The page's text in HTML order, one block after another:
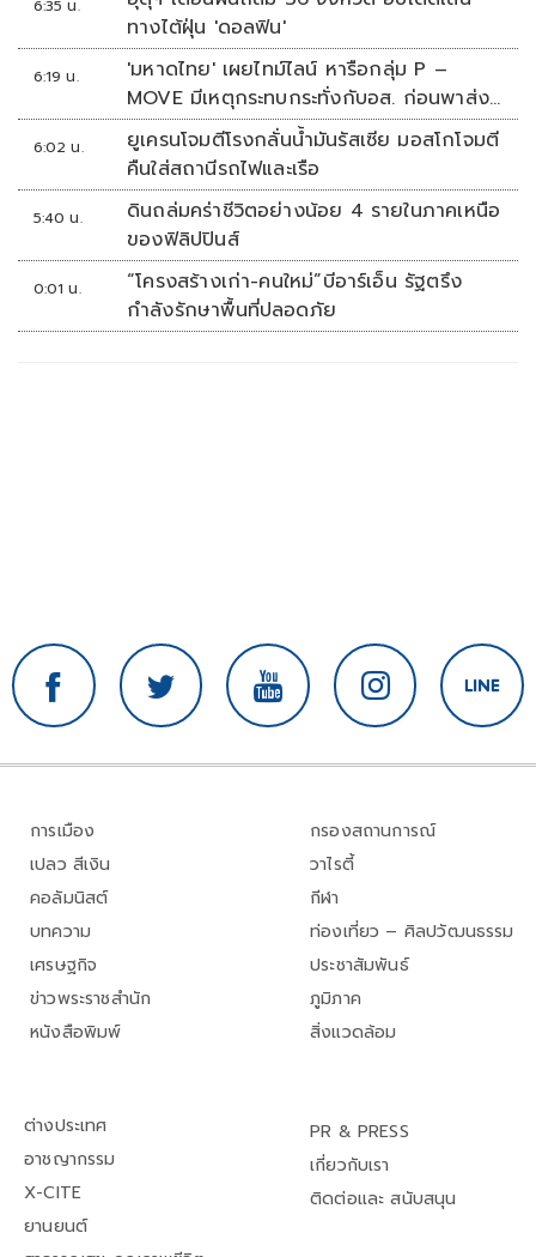
6:35 น.
ทางไต้ฝุ่น 'ดอลฟิน'
6:19 น.
'มหาดไทย' เผยไทม์ไลน์ หารือกลุ่ม P –
MOVE มีเหตุกระทบกระทั่งกับอส. ก่อนพาส่ง
ขึ้นรถกลับ
6:02 น.
ยูเครนโจมตีโรงกลั่นน้ำมันรัสเซีย มอสโกโจมตี
คืนใส่สถานีรถไฟและเรือ
5:40 น.
ดินถล่มคร่าชีวิตอย่างน้อย 4 รายในภาคเหนือ
ของฟิลิปปินส์
0:01 น.
“โครงสร้างเก่า-คนใหม่”บีอาร์เอ็น รัฐตรึง
กำลังรักษาพื้นที่ปลอดภัย
การเมือง
เปลว สีเงิน
คอลัมนิสต์
บทความ
เศรษฐกิจ
ข่าวพระราชสำนัก
หนังสือพิมพ์
กรองสถานการณ์
วาไรตี้
กีฬา
ท่องเที่ยว – ศิลปวัฒนธรรม
ประชาสัมพันธ์
ภูมิภาค
สิ่งแวดล้อม
ต่างประเทศ
อาชญากรรม
X-CITE
ยานยนต์
PR & PRESS
เกี่ยวกับเรา
ติดต่อและ สนับสนุน